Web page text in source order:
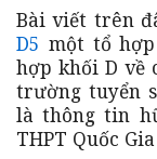
Bài viết trên
D5 một tổ
hợp khối D về
trường tuyển
là thông tin
THPT Quốc